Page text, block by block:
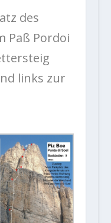
des
Paß Pordoi
links zur